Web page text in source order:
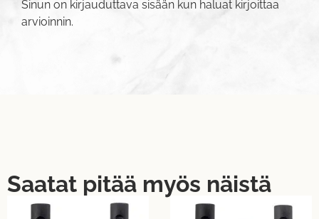
Sinun on kirjauduttava sisään kun haluat kirjoittaa
arvioinnin.
Saatat pitää myös näistä